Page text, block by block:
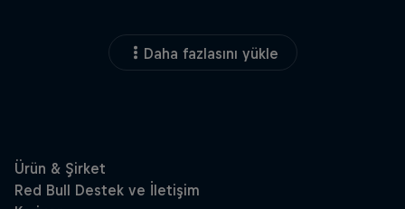
Daha fazlasını yükle